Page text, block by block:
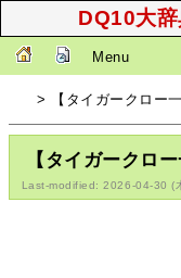
DQ10大
Menu
> 【タイガークロー一
【タイガークロー
Last-modified: 2026-04-30 (